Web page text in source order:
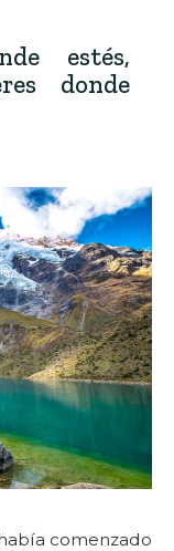
estés,
donde
comenzado